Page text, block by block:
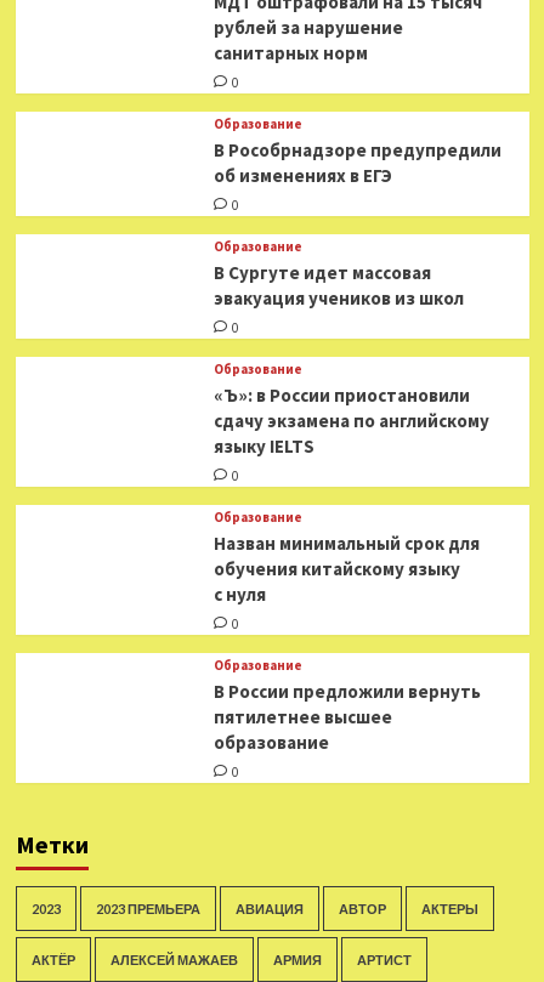
рублей за нарушение
санитарных норм
0
Образование
В Рособрнадзоре предупредили
об изменениях в ЕГЭ
0
Образование
В Сургуте идет массовая
эвакуация учеников из школ
0
Образование
«Ъ»: в России приостановили
сдачу экзамена по английскому
языку IELTS
0
Образование
Назван минимальный срок для
обучения китайскому языку
с нуля
0
Образование
В России предложили вернуть
пятилетнее высшее
образование
0
Метки
2023 2023 ПРЕМЬЕРА АВИАЦИЯ АВТОР АКТЕРЫ
АКТЁР АЛЕКСЕЙ МАЖАЕВ АРМИЯ АРТИСТ